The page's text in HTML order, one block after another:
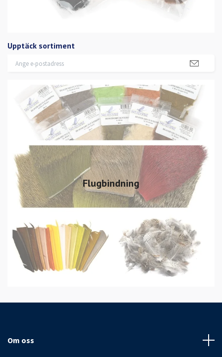
Upptäck sortiment
Flugbindning
Om oss